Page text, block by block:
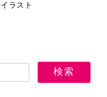
イラスト